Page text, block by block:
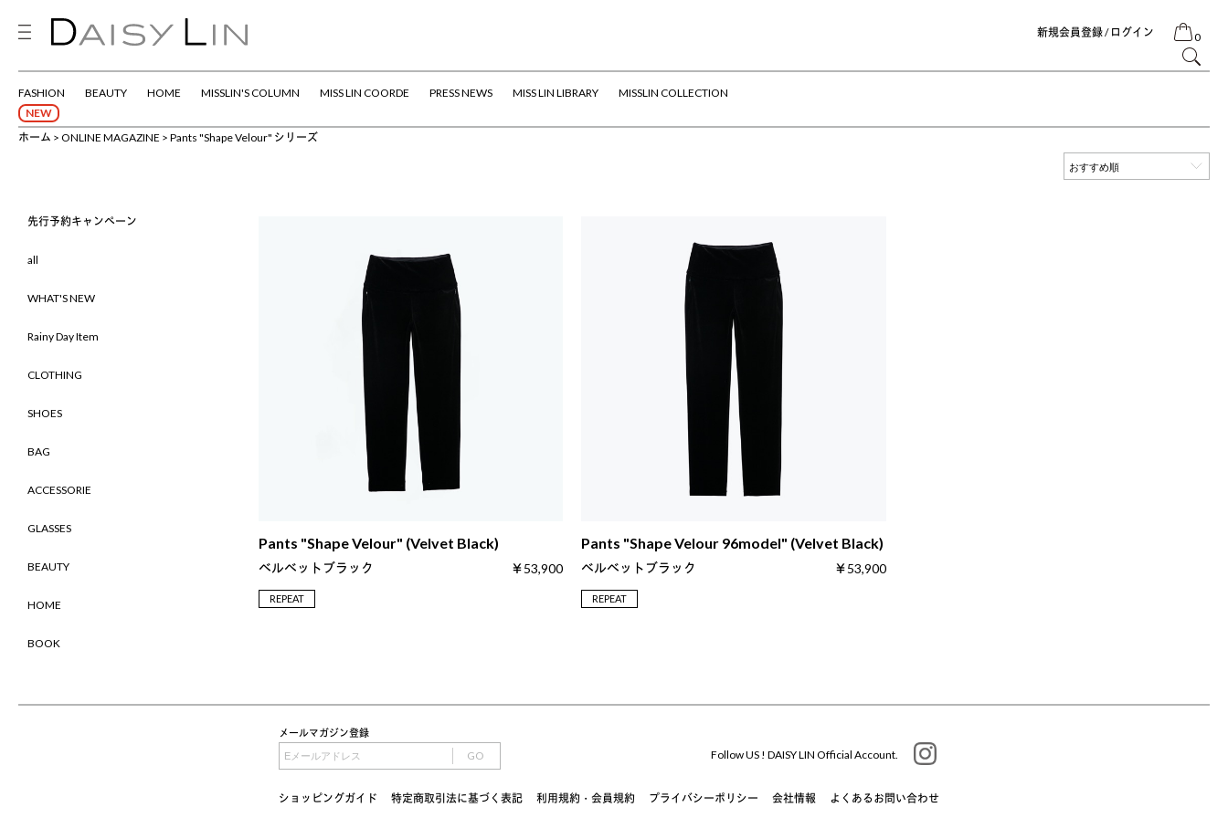
新規会員登録 / ログイン 0
FASHION
NEW
BEAUTY HOME MISSLIN'S COLUMN MISS LIN COORDE PRESS NEWS MISS LIN LIBRARY MISSLIN COLLECTION
ホーム ONLINE MAGAZINE Pants "Shape Velour" シリーズ
先行予約キャンペーン
all
WHAT'S NEW
Rainy Day Item
CLOTHING
SHOES
BAG
ACCESSORIE
GLASSES
BEAUTY
HOME
BOOK
Pants "Shape Velour" (Velvet Black)
ベルベットブラック ￥53,900
REPEAT
Pants "Shape Velour 96model" (Velvet Black)
ベルベットブラック ￥53,900
REPEAT
メールマガジン登録
GO Follow US ! DAISY LIN Official Account.
ショッピングガイド 特定商取引法に基づく表記 利用規約・会員規約 プライバシーポリシー 会社情報 よくあるお問い合わせ